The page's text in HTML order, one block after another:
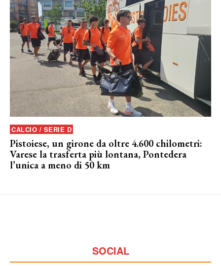
CALCIO / SERIE D
Pistoiese, un girone da oltre 4.600 chilometri:
Varese la trasferta più lontana, Pontedera
l’unica a meno di 50 km
SOCIAL